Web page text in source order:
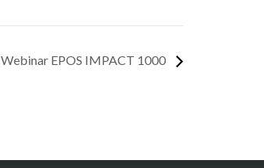
Webinar EPOS IMPACT 1000